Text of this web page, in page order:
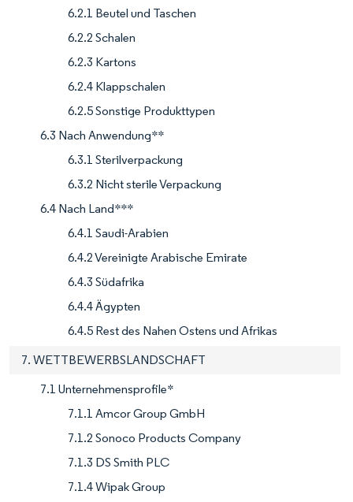
6.2.1 Beutel und Taschen
6.2.2 Schalen
6.2.3 Kartons
6.2.4 Klappschalen
6.2.5 Sonstige Produkttypen
6.3 Nach Anwendung**
6.3.1 Sterilverpackung
6.3.2 Nicht sterile Verpackung
6.4 Nach Land***
6.4.1 Saudi-Arabien
6.4.2 Vereinigte Arabische Emirate
6.4.3 Südafrika
6.4.4 Ägypten
6.4.5 Rest des Nahen Ostens und Afrikas
7. WETTBEWERBSLANDSCHAFT
7.1 Unternehmensprofile*
7.1.1 Amcor Group GmbH
7.1.2 Sonoco Products Company
7.1.3 DS Smith PLC
7.1.4 Wipak Group